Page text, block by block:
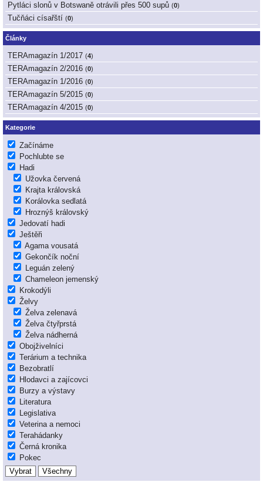
Pytláci slonů v Botswaně otrávili přes 500 supů (0)
Tučňáci císařští (0)
Články
TERAmagazín 1/2017 (4)
TERAmagazín 2/2016 (0)
TERAmagazín 1/2016 (0)
TERAmagazín 5/2015 (0)
TERAmagazín 4/2015 (0)
Kategorie
Začínáme
Pochlubte se
Hadi
Užovka červená
Krajta královská
Korálovka sedlatá
Hroznýš královský
Jedovatí hadi
Ještěři
Agama vousatá
Gekončík noční
Leguán zelený
Chameleon jemenský
Krokodýli
Želvy
Želva zelenavá
Želva čtyřprstá
Želva nádherná
Obojživelníci
Terárium a technika
Bezobratlí
Hlodavci a zajícovci
Burzy a výstavy
Literatura
Legislativa
Veterina a nemoci
Terahádanky
Černá kronika
Pokec